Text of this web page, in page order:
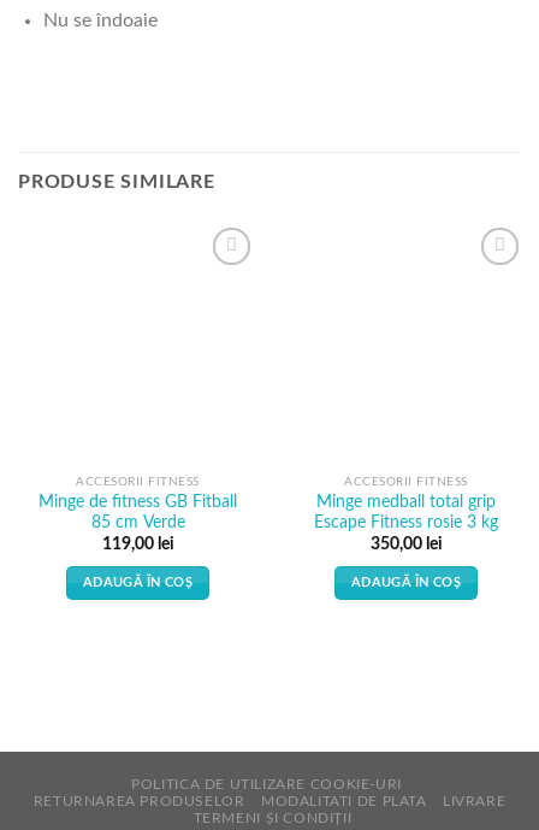
Nu se îndoaie
PRODUSE SIMILARE
ACCESORII FITNESS
Minge de fitness GB Fitball
85 cm Verde
119,00 lei
ADAUGĂ ÎN COȘ
ACCESORII FITNESS
Minge medball total grip
Escape Fitness rosie 3 kg
350,00 lei
ADAUGĂ ÎN COȘ
POLITICA DE UTILIZARE COOKIE-URI
RETURNAREA PRODUSELOR
MODALITATI DE PLATA
LIVRARE
TERMENI ȘI CONDIȚII